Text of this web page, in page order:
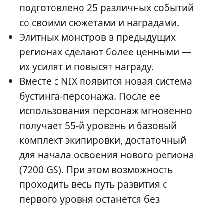
подготовлено 25 различных событий
со своими сюжетами и наградами.
Элитных монстров в предыдущих
регионах сделают более ценными —
их усилят и повысят награду.
Вместе с NIX появится новая система
бустинга-персонажа. После ее
использования персонаж мгновенно
получает 55-й уровень и базовый
комплект экипировки, достаточный
для начала освоения нового региона
(7200 GS). При этом возможность
проходить весь путь развития с
первого уровня останется без